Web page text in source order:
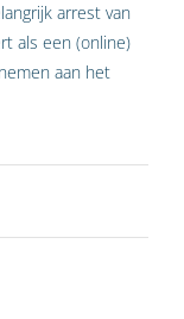
arrest van
als een (online)
aan het